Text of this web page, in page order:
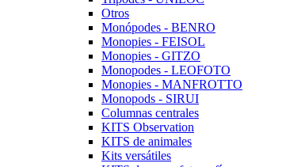
Otros
Monópodes - BENRO
Monopies - FEISOL
Monopies - GITZO
Monopodes - LEOFOTO
Monopies - MANFROTTO
Monopods - SIRUI
Columnas centrales
KITS Observation
KITS de animales
Kits versátiles